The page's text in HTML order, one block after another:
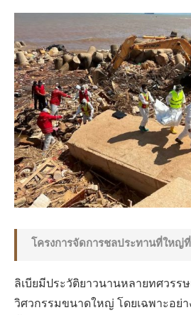
โครงการจัดการชลประทานที่ใหญ่
ลิเบียมีประวัติยาวนานหลายทศวรร
วิศวกรรมขนาดใหญ่ โดยเฉพาะอย่า